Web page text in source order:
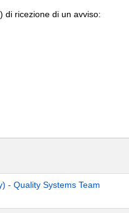
di ricezione di un avviso:
- Quality Systems Team